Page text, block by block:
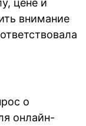
внимание
о
онлайн-